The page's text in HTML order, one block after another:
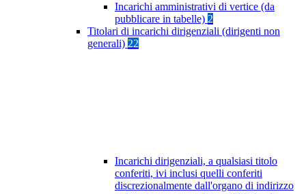
Incarichi amministrativi di vertice (da
pubblicare in tabelle) 2
Titolari di incarichi dirigenziali (dirigenti non
generali) 22
Incarichi dirigenziali, a qualsiasi titolo
conferiti, ivi inclusi quelli conferiti
discrezionalmente dall'organo di indirizzo